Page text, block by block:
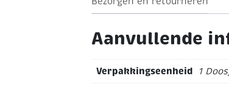
Aanvullende
Verpakkingseenheid 1